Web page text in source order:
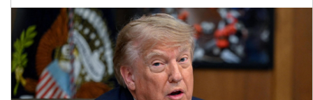
Արմեն Մամաջանյանը նշանակվել է ԱԺ
նախագահի տեղակալի խորհրդական
05 Օգոստոս, 2026 23:31